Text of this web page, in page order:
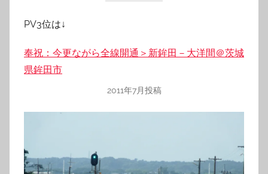
PV3位は↓
奉祝：今更ながら全線開通＞新鉾田－大洋間＠茨城
県鉾田市
2011年7月投稿